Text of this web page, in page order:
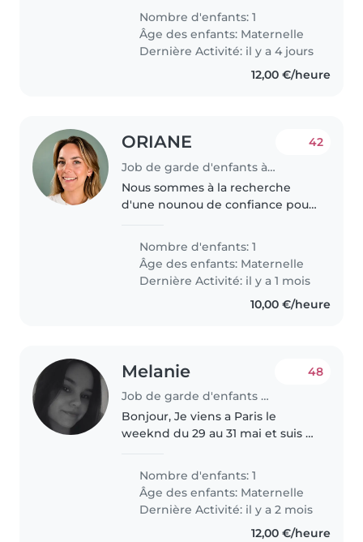
références pour aller chercher
ma princesse en sortie d'école et
prendre soin d'elle le mercredi
après-midi...
Nombre d'enfants: 1
Âge des enfants: Maternelle
Dernière Activité: il y a 4 jours
12,00 €/heure
ORIANE
Job de garde d'enfants à Puteaux
42
Nous sommes à la recherche
d'une nounou de confiance pour
les mercredis. Antoine est un
petit garçon joyeux, curieux,..
Nombre d'enfants: 1
Âge des enfants: Maternelle
Dernière Activité: il y a 1 mois
10,00 €/heure
Melanie
Job de garde d'enfants à Puteaux
48
Bonjour, Je viens a Paris le
weeknd du 29 au 31 mai et suis a
pour le samedi 30 mai car je vais
a un concert. Ma fille a 4 ans, elle
est affecteuse,..
Nombre d'enfants: 1
Âge des enfants: Maternelle
Dernière Activité: il y a 2 mois
12,00 €/heure